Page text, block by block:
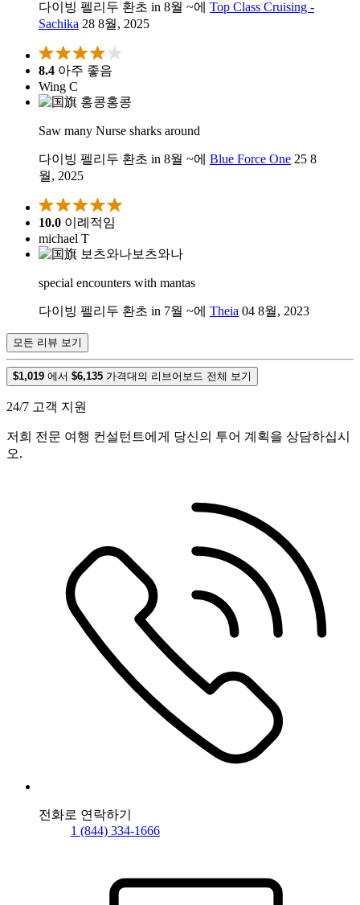
다이빙 펠리두 환초 in 8월 ~에 Top Class Cruising -
Sachika 28 8월, 2025
8.4 아주 좋음
Wing C
홍콩
Saw many Nurse sharks around
다이빙 펠리두 환초 in 8월 ~에 Blue Force One 25 8
월, 2025
10.0 이례적임
michael T
보츠와나
special encounters with mantas
다이빙 펠리두 환초 in 7월 ~에 Theia 04 8월, 2023
모든 리뷰 보기
$1,019 에서 $6,135 가격대의 리브어보드 전체 보기
24/7 고객 지원
저희 전문 여행 컨설턴트에게 당신의 투어 계획을 상담하십시
오.
전화로 연락하기
1 (844) 334-1666